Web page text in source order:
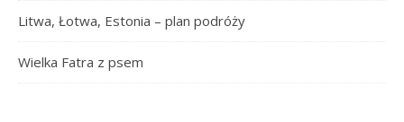
Litwa, Łotwa, Estonia – plan podróży
Wielka Fatra z psem